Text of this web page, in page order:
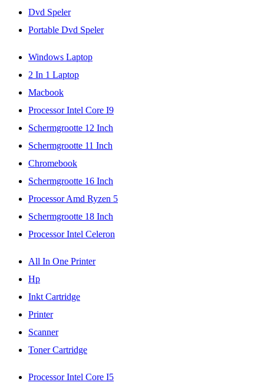
Dvd Speler
Portable Dvd Speler
Windows Laptop
2 In 1 Laptop
Macbook
Processor Intel Core I9
Schermgrootte 12 Inch
Schermgrootte 11 Inch
Chromebook
Schermgrootte 16 Inch
Processor Amd Ryzen 5
Schermgrootte 18 Inch
Processor Intel Celeron
All In One Printer
Hp
Inkt Cartridge
Printer
Scanner
Toner Cartridge
Processor Intel Core I5